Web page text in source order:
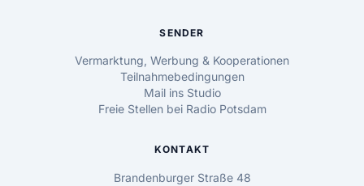
SENDER
Vermarktung, Werbung & Kooperationen
Teilnahmebedingungen
Mail ins Studio
Freie Stellen bei Radio Potsdam
KONTAKT
Brandenburger Straße 48